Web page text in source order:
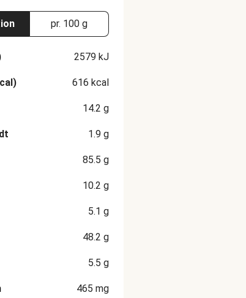
pr. 100 g
2579 kJ
616 kcal
14.2 g
1.9 g
85.5 g
10.2 g
5.1 g
48.2 g
5.5 g
465 mg